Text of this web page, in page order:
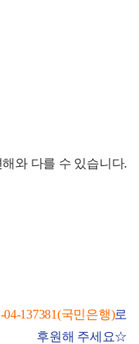
와 다를 수 있습니다.
04-137381(국민은행)로
후원해 주세요☆